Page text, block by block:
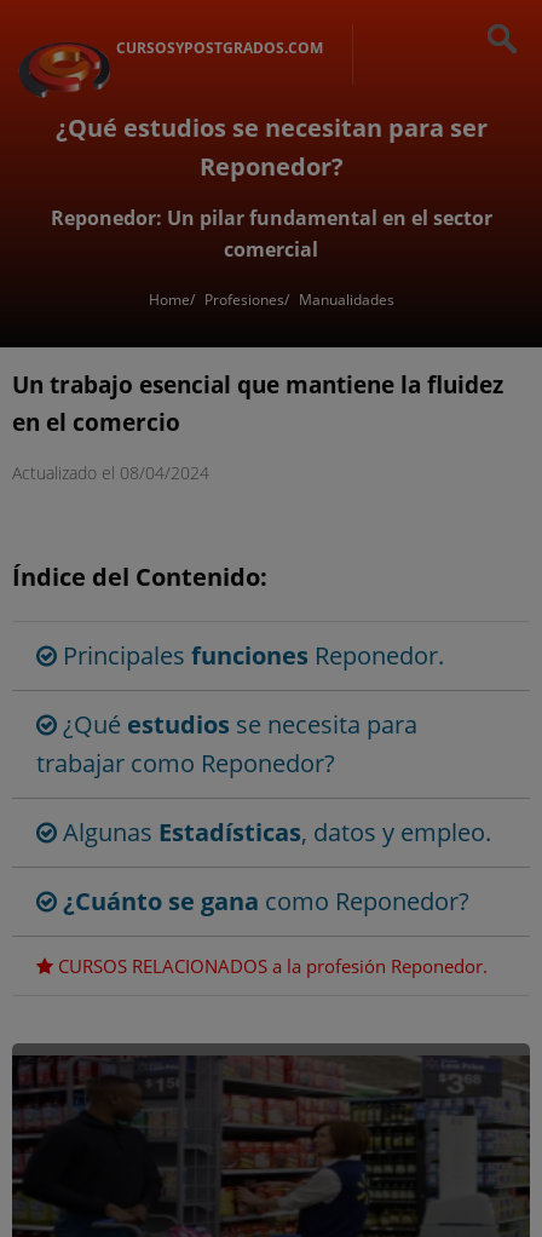
CURSOSYPOSTGRADOS.COM
¿Qué estudios se necesitan para ser
Reponedor?
Reponedor: Un pilar fundamental en el sector
comercial
Home Profesiones Manualidades
Un trabajo esencial que mantiene la fluidez
en el comercio
Actualizado el 08/04/2024
Índice del Contenido:
Principales funciones Reponedor.
¿Qué estudios se necesita para
trabajar como Reponedor?
Algunas Estadísticas, datos y empleo.
¿Cuánto se gana como Reponedor?
CURSOS RELACIONADOS a la profesión Reponedor.